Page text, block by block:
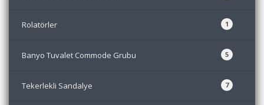
1
Rolatörler
5
Banyo Tuvalet Commode Grubu
7
Tekerlekli Sandalye